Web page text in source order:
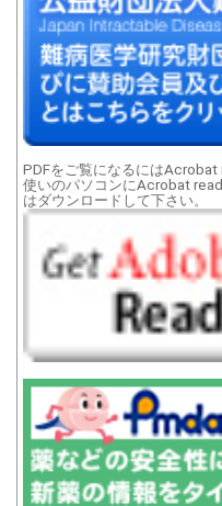
PDFをご覧になるには
使いのパソコンにAcrobat
はダウンロードして下さい。